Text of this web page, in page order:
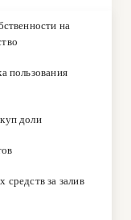
на
пользования
доли
за залив